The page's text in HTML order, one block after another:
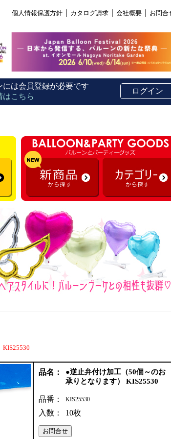
個人情報保護方針 カタログ請求 会社概要 お問合
には会員登録が必要です
はこちら
ログイン
KIS25530
品名：
●逆止弁付け加工（50個～のお
承りとなります） KIS25530
品番： KIS25530
入数： 10枚